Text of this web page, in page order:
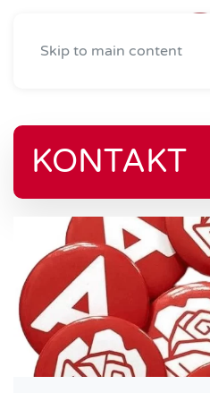
Skip to main content
KONTAKT